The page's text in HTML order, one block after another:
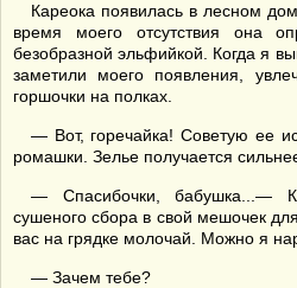
Кареока появилась в лесном
время моего отсутствия она
безобразной эльфийкой. Когда я
заметили моего появления,
горшочки на полках.
— Вот, горечайка! Советую ее
ромашки. Зелье получается
— Спасибочки, бабушка...—
сушеного сбора в свой мешочек
вас на грядке молочай. Можно я
— Зачем тебе?